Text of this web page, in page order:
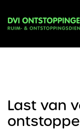
Last van